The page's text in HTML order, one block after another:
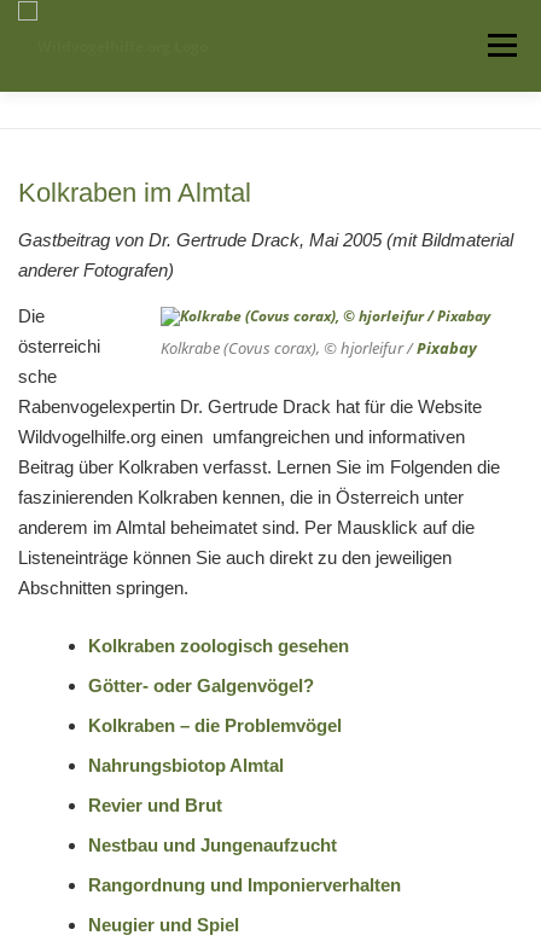
Menü
Auffangstationen
Kolkraben im Almtal
Gastbeitrag von Dr. Gertrude Drack, Mai 2005 (mit Bildmaterial
anderer Fotografen)
Kolkrabe (Covus corax), © hjorleifur /Pixabay
Die
österreichi
sche
Rabenvogelexpertin Dr. Gertrude Drack hat für die Website
Wildvogelhilfe.org einen umfangreichen und informativen
Beitrag über Kolkraben verfasst. Lernen Sie im Folgenden die
faszinierenden Kolkraben kennen, die in Österreich unter
anderem im Almtal beheimatet sind. Per Mausklick auf die
Listeneinträge können Sie auch direkt zu den jeweiligen
Abschnitten springen.
Kolkraben zoologisch gesehen
Götter- oder Galgenvögel?
Kolkraben – die Problemvögel
Nahrungsbiotop Almtal
Revier und Brut
Nestbau und Jungenaufzucht
Rangordnung und Imponierverhalten
Neugier und Spiel